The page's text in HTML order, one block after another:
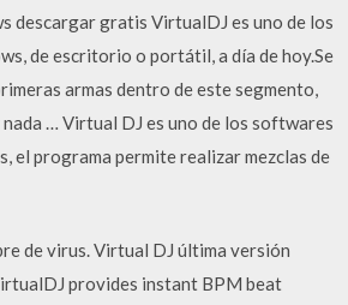
descargar gratis VirtualDJ es uno de los
de escritorio o portátil, a día de hoy.Se
armas dentro de este segmento,
… Virtual DJ es uno de los softwares
el programa permite realizar mezclas de
de virus. Virtual DJ última versión
provides instant BPM beat